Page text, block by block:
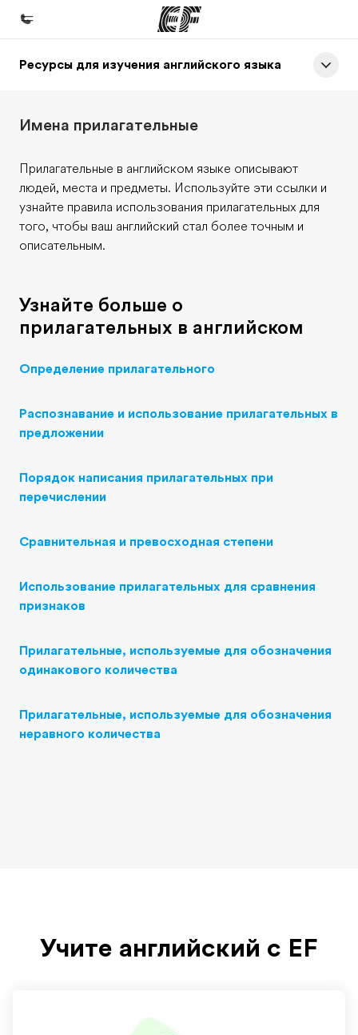
Главная
Программы
Офисы
Найти ближайший офис
О нас
Карьера
Присоединиться к нашей команде
Ресурсы для изучения английского языка
Имена прилагательные
Прилагательные в английском языке описывают
людей, места и предметы. Используйте эти ссылки и
узнайте правила использования прилагательных для
того, чтобы ваш английский стал более точным и
описательным.
Узнайте больше о
прилагательных в английском
Определение прилагательного
Распознавание и использование прилагательных в
предложении
Порядок написания прилагательных при
перечислении
Сравнительная и превосходная степени
Использование прилагательных для сравнения
признаков
Прилагательные, используемые для обозначения
одинакового количества
Прилагательные, используемые для обозначения
неравного количества
Учите английский с EF